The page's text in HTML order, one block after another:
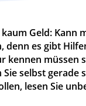
Geld: Kann
denn es gibt
kennen müssen
Sie selbst
lesen Sie